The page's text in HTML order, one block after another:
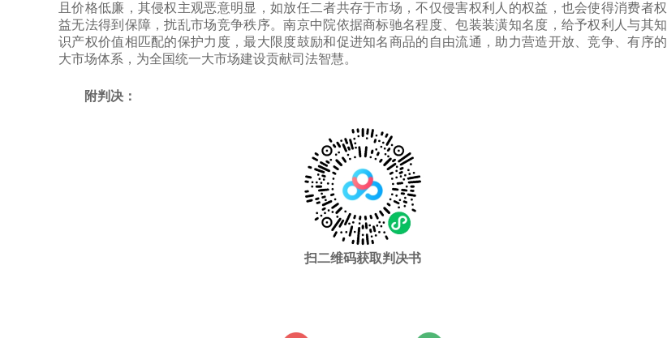
且价格低廉，其侵权主观恶意明显，如放任二者共存于市场，不仅侵害权利人的权益，也会使得消费者权
益无法得到保障，扰乱市场竞争秩序。南京中院依据商标驰名程度、包装装潢知名度，给予权利人与其知
识产权价值相匹配的保护力度，最大限度鼓励和促进知名商品的自由流通，助力营造开放、竞争、有序的
大市场体系，为全国统一大市场建设贡献司法智慧。
附判决：
扫二维码获取判决书